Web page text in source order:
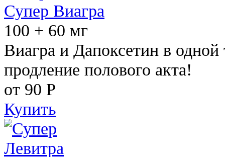
Супер Виагра
100 + 60 мг
Виагра и Дапоксетин в одной
продление полового акта!
от 90 Р
Купить